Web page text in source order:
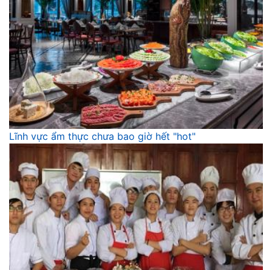
Lĩnh vực ẩm thực chưa bao giờ hết "hot"